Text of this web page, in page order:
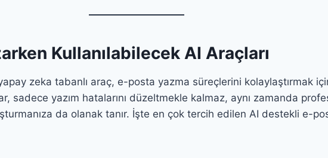
Kullanılabilecek AI Araçları
zeka tabanlı araç, e-posta yazma süreçlerini kolaylaştırmak
sadece yazım hatalarını düzeltmekle kalmaz, aynı zamanda
da olanak tanır. İşte en çok tercih edilen AI destekli e-